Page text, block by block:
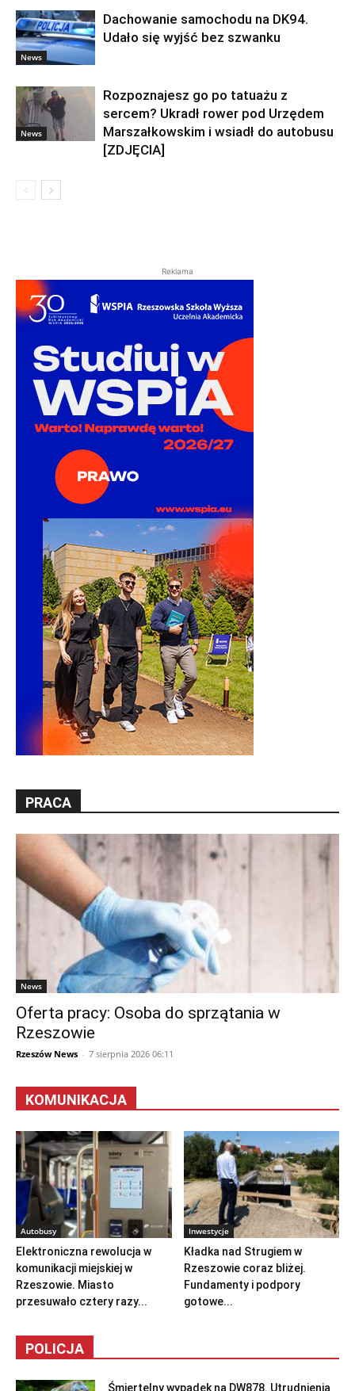
News
Dachowanie samochodu na DK94.
Udało się wyjść bez szwanku
News
Rozpoznajesz go po tatuażu z
sercem? Ukradł rower pod Urzędem
Marszałkowskim i wsiadł do autobusu
[ZDJĘCIA]
Reklama
PRACA
News
Oferta pracy: Osoba do sprzątania w
Rzeszowie
Rzeszów News - 7 sierpnia 2026 06:11
KOMUNIKACJA
Autobusy
Elektroniczna rewolucja w
komunikacji miejskiej w
Rzeszowie. Miasto
przesuwało cztery razy...
Inwestycje
Kładka nad Strugiem w
Rzeszowie coraz bliżej.
Fundamenty i podpory
gotowe...
POLICJA
Śmiertelny wypadek na DW878. Utrudnienia